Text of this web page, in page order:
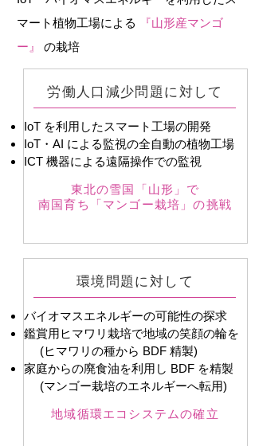
マート植物工場による
『山形産マンゴ
ー』
の栽培
労働人口減少問題に対して
IoT を利用したスマート工場の開発
IoT・AI による監視の全自動の植物工場
ICT 機器による遠隔操作での監視
東北の雪国「山形」で
南国育ち「マンゴー栽培」の挑戦
環境問題に対して
バイオマスエネルギーの可能性の探求
鑑賞用ヒマワリ栽培で地域の笑顔の輪を
(ヒマワリの種から BDF 精製)
家庭からの廃食油を利用し BDF を精製
(マンゴー栽培のエネルギーへ転用)
地域循環エコシステムの確立